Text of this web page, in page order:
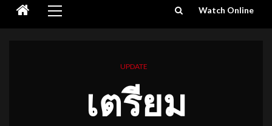
Menu
Watch Online
UPDATE
เตรียม